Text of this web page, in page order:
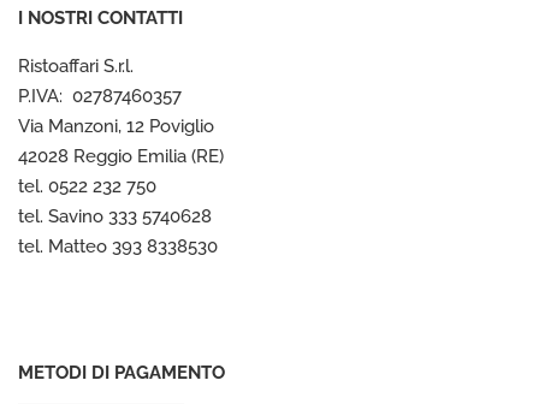
I NOSTRI CONTATTI
Ristoaffari S.r.l.
P.IVA: 02787460357
Via Manzoni, 12 Poviglio
42028 Reggio Emilia (RE)
tel. 0522 232 750
tel. Savino 333 5740628
tel. Matteo 393 8338530
METODI DI PAGAMENTO